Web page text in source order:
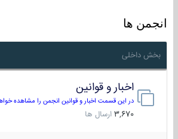
انجمن ها
بخش داخلی
اخبار و قوانین
در این قسمت اخبار و قوانین انجمن را مشاهده
3,670 ارسال ها